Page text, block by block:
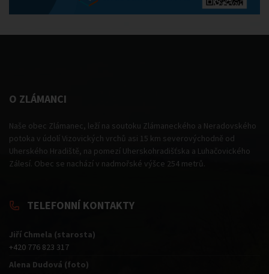
O ZLÁMANCI
Naše obec Zlámanec, leží na soutoku Zlámaneckého a Neradovského
potoka v údolí Vizovických vrchů asi 15 km severovýchodně od
Uherského Hradiště, na pomezí Uherskohradišťska a Luhačovického
Zálesí. Obec se nachází v nadmořské výšce 254 metrů.
TELEFONNÍ KONTAKTY
Jiří Chmela (starosta)
+420 776 823 317
Alena Dudová (foto)